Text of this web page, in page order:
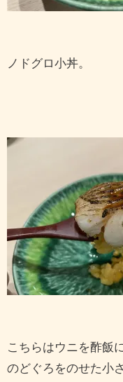
ノドグロ小丼。
こちらはウニを酢飯
のどぐろをのせた小